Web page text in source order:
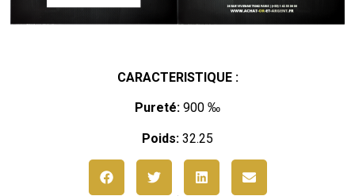
CARACTERISTIQUE :
Pureté: 900 ‰
Poids: 32.25